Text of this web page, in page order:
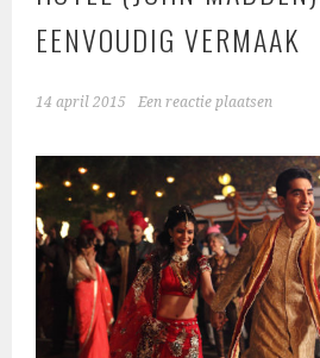
EENVOUDIG VERMAAK
14 april 2015 Een reactie plaatsen